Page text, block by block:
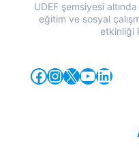
UDEF şemsiyesi
eğitim ve sosyal
etkinliği
Facebook
Instagram
X YouTube